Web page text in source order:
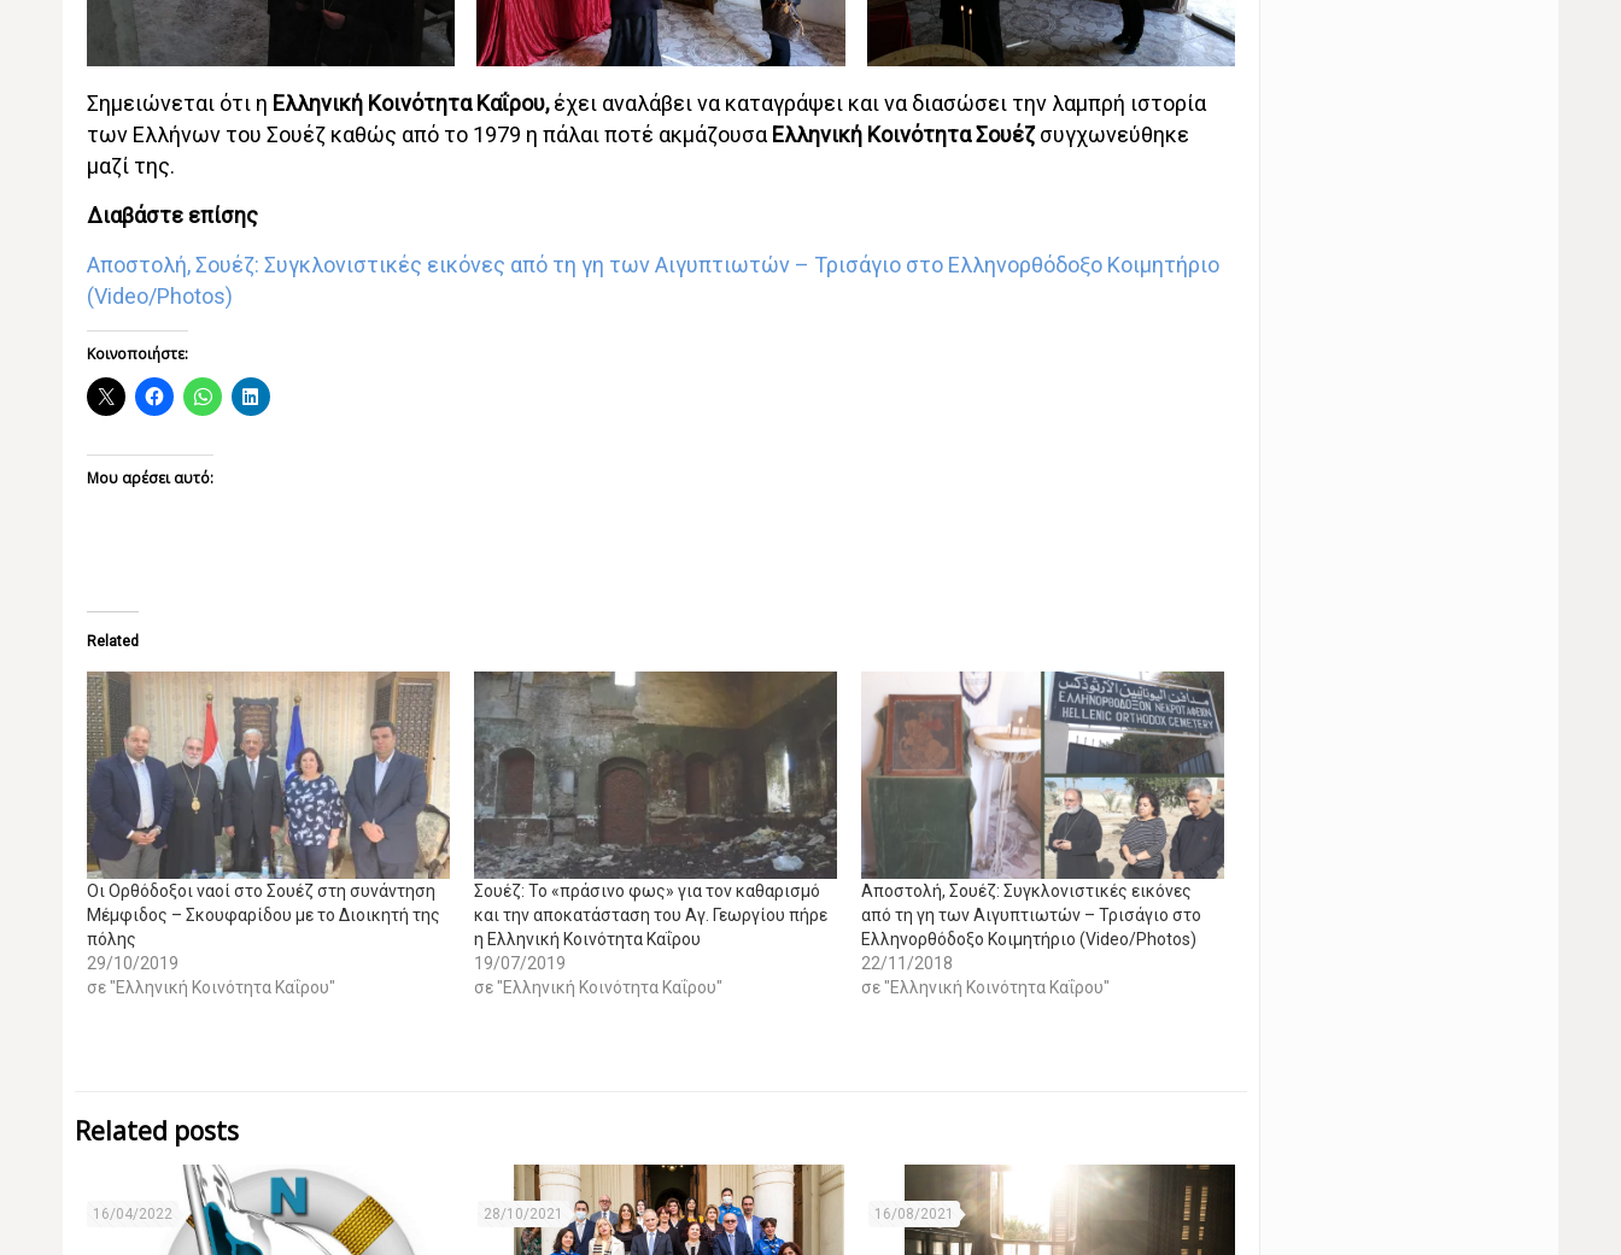
Σημειώνεται ότι η Ελληνική Κοινότητα Καΐρου,έχει αναλάβει να καταγράψει και να διασώσει την λαμπρή ιστορία
των Ελλήνων του Σουέζ καθώς από το 1979 η πάλαι ποτέ ακμάζουσαΕλληνική Κοινότητα Σουέζσυγχωνεύθηκε
μαζί της.
Διαβάστε επίσης
Αποστολή, Σουέζ: Συγκλονιστικές εικόνες από τη γη των Αιγυπτιωτών – Τρισάγιο στο Ελληνορθόδοξο Κοιμητήριο
(Video/Photos)
Κοινοποιήστε:
Μου αρέσει αυτό:
Related
Οι Ορθόδοξοι ναοί στο Σουέζ στη συνάντηση
Μέμφιδος – Σκουφαρίδου με το Διοικητή της
πόλης
29/10/2019
σε "Ελληνική Κοινότητα Καΐρου"
Σουέζ: Το «πράσινο φως» για τον καθαρισμό
και την αποκατάσταση του Αγ. Γεωργίου πήρε
η Ελληνική Κοινότητα Καΐρου
19/07/2019
σε "Ελληνική Κοινότητα Καΐρου"
Αποστολή, Σουέζ: Συγκλονιστικές εικόνες
από τη γη των Αιγυπτιωτών – Τρισάγιο στο
Ελληνορθόδοξο Κοιμητήριο (Video/Photos)
22/11/2018
σε "Ελληνική Κοινότητα Καΐρου"
Related posts
16/04/2022 28/10/2021 16/08/2021